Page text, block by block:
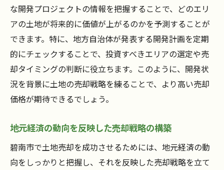
な開発プロジェクトの情報を把握することで、どのエリ
アの土地が将来的に価値が上がるのかを予測することが
できます。特に、地方自治体が発表する開発計画を定期
的にチェックすることで、投資すべきエリアの選定や売
却タイミングの判断に役立ちます。このように、開発状
況を背景に土地の売却戦略を練ることで、より高い売却
価格が期待できるでしょう。
地元経済の動向を反映した売却戦略の構築
碧南市で土地売却を成功させるためには、地元経済の動
向をしっかりと把握し、それを反映した売却戦略を立て